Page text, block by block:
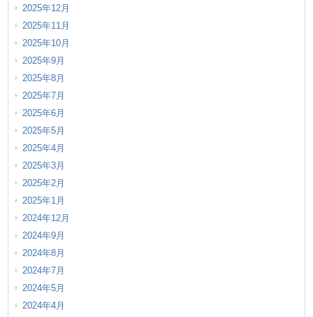
2025年12月
2025年11月
2025年10月
2025年9月
2025年8月
2025年7月
2025年6月
2025年5月
2025年4月
2025年3月
2025年2月
2025年1月
2024年12月
2024年9月
2024年8月
2024年7月
2024年5月
2024年4月